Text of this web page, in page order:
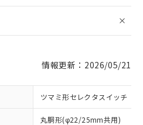
情報更新：2026/05/21
ツマミ形セレクタスイッチ
丸胴形(φ22/25mm共用)